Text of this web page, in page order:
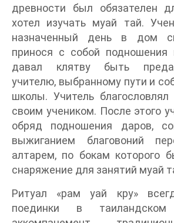
древности был обязателен
хотел изучать муай тай.
назначенный день в дом
принося с собой подношения
давал клятву быть
учителю, выбранному пути и
школы. Учитель
своим учеником. После этого
обряд подношения даров,
выжиганием благовоний
алтарем, по бокам которого
снаряжение для занятий муай
Ритуал «рам уай кру»
поединки в